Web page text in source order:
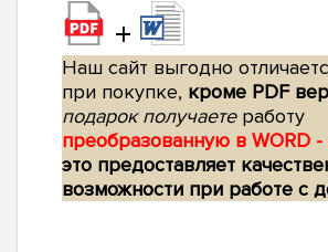
+
Наш сайт выгодно
при покупке, кроме PDF
подарок получаетеработу
преобразованную в WORD
это предоставляет
возможности при работе с